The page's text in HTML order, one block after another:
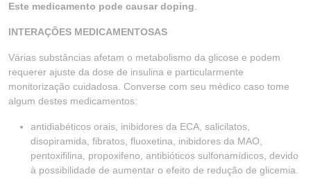
Este medicamento pode causar doping
INTERAÇÕES MEDICAMENTOSAS
Várias substâncias afetam o metabolismo da glicose e podem
requerer ajuste da dose de insulina e particularmente
monitorização cuidadosa. Converse com seu médico caso tome
algum destes medicamentos:
antidiabéticos orais, inibidores da ECA, salicilatos,
disopiramida, fibratos, fluoxetina, inibidores da MAO,
pentoxifilina, propoxifeno, antibióticos sulfonamídicos, devido
à possibilidade de aumentar o efeito de redução de glicemia.